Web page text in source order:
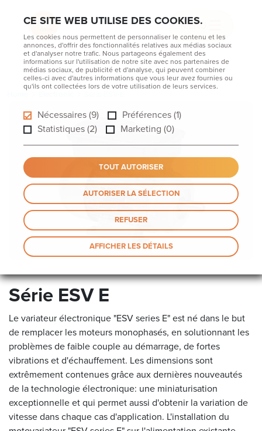
CE SITE WEB UTILISE DES COOKIES.
Les cookies nous permettent de personnaliser le contenu et les
annonces, d'offrir des fonctionnalités relatives aux médias sociaux
et d'analyser notre trafic. Nous partageons également des
informations sur l'utilisation de notre site avec nos partenaires de
médias sociaux, de publicité et d'analyse, qui peuvent combiner
celles-ci avec d'autres informations que vous leur avez fournies ou
qu'ils ont collectées lors de votre utilisation de leurs services.
Nécessaires (9)
Préférences (1)
Statistiques (2)
Marketing (0)
TOUT AUTORISER
AUTORISER LA SÉLECTION
REFUSER
AFFICHER LES DÉTAILS
MENU
Home
Série ESV E
Le variateur électronique "ESV series E" est né dans le but
de remplacer les moteurs monophasés, en solutionnant les
problèmes de faible couple au démarrage, de fortes
vibrations et d'échauffement. Les dimensions sont
extrêmement contenues grâce aux dernières nouveautés
de la technologie électronique: une miniaturisation
exceptionnelle et qui permet aussi d'obtenir la variation de
vitesse dans chaque cas d'application. L'installation du